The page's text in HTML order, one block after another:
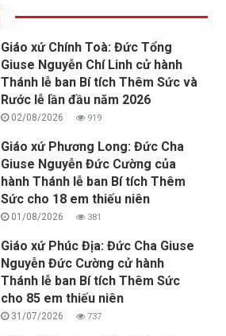
Giáo xứ Chính Toà: Đức Tổng
Giuse Nguyễn Chí Linh cử hành
Thánh lễ ban Bí tích Thêm Sức và
Rước lễ lần đầu năm 2026
02/08/2026 919
Giáo xứ Phương Long: Đức Cha
Giuse Nguyễn Đức Cường của
hành Thánh lễ ban Bí tích Thêm
Sức cho 18 em thiếu niên
01/08/2026 381
Giáo xứ Phúc Địa: Đức Cha Giuse
Nguyễn Đức Cường cử hành
Thánh lễ ban Bí tích Thêm Sức
cho 85 em thiếu niên
31/07/2026 737